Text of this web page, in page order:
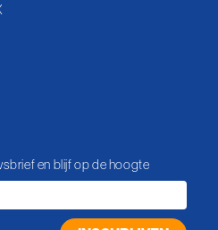
en blijf op de hoogte